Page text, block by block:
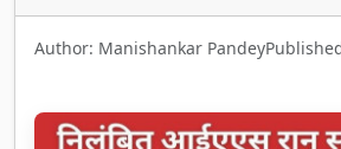
Author: Manishankar Pandey